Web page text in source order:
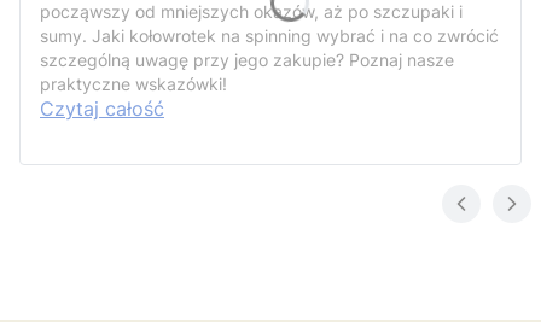
począwszy od mniejszych okazów, aż po szczupaki i
sumy. Jaki kołowrotek na spinning wybrać i na co zwrócić
szczególną uwagę przy jego zakupie? Poznaj nasze
praktyczne wskazówki!
Czytaj całość